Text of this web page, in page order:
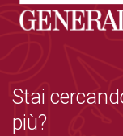
Stai
più?